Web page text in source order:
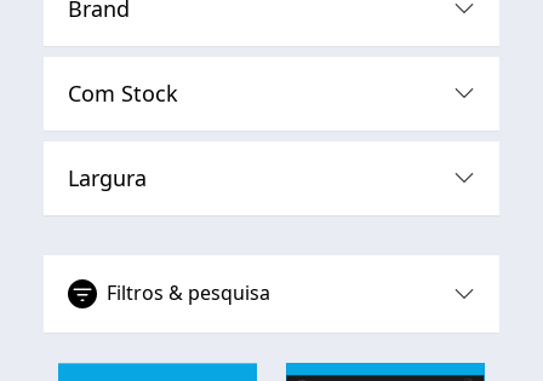
Filtros & pesquisa
Brand
Com Stock
Largura